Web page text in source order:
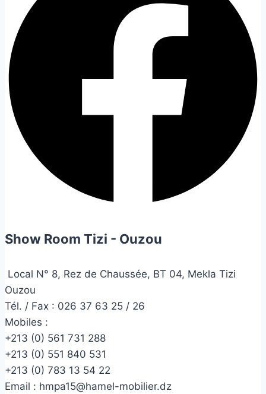
Show Room Tizi - Ouzou
Local N° 8, Rez de Chaussée, BT 04, Mekla Tizi
Ouzou
Tél. / Fax : 026 37 63 25 / 26
Mobiles :
+213 (0) 561 731 288
+213 (0) 551 840 531
+213 (0) 783 13 54 22
Email : hmpa15@hamel-mobilier.dz